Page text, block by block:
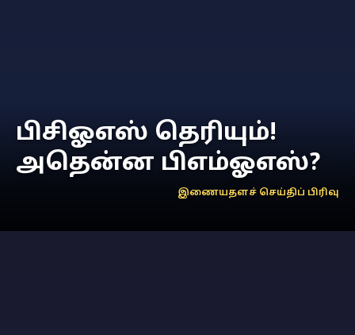
பிசிஓஎஸ் தெரியும்!
அதென்ன பிஎம்ஓஎஸ்?
இணையதளச் செய்திப் பிரிவு